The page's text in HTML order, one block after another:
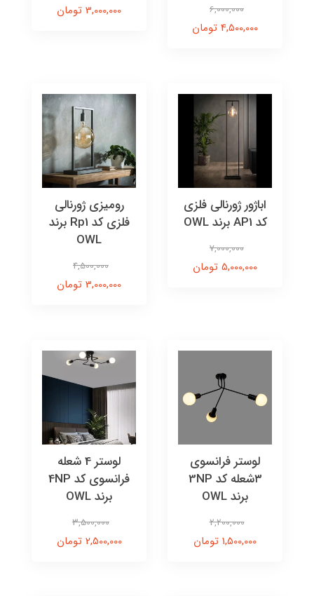
6,000,000
4,500,000 تومان
3,000,000 تومان
اباژور ژورنالی فلزی
کد AP1 برند OWL
7,000,000
5,000,000 تومان
رومیزی ژورنالی
فلزی کد Rp1 برند
OWL
4,500,000
3,000,000 تومان
لوستر فرانسوی
۳شعله کد 3NP
برند OWL
2,200,000
1,500,000 تومان
لوستر 4 شعله
فرانسوی کد 4NP
برند OWL
3,500,000
2,500,000 تومان